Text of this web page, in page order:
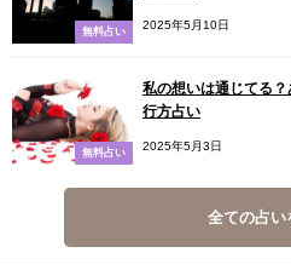
無料占い
2025年5月10日
無料占い
私の想いは通じてる
行方占い
2025年5月3日
全ての占い